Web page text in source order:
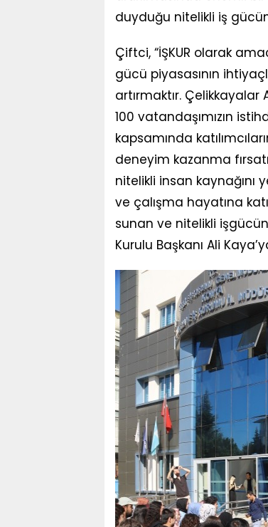
duyduğu nitelikli iş
Çiftci, “İŞKUR olarak
gücü piyasasının
artırmaktır.
100 vatandaşımızın
kapsamında
deneyim kazanma
nitelikli insan kaynağını
ve çalışma hayatına
sunan ve nitelikli
Kurulu Başkanı Ali